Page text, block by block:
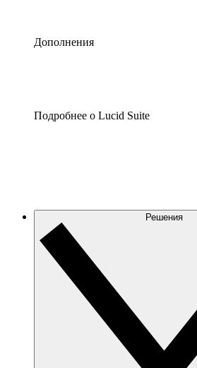
Дополнения
Подробнее о Lucid Suite
Решения